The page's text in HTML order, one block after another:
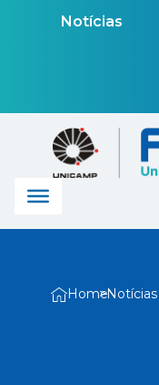
Notícias
HomeNotícias